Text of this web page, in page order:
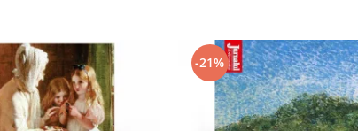
-21%